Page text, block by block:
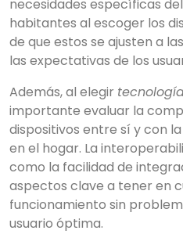
necesidades específicas
habitantes al escoger los
de que estos se ajusten a
las expectativas de los
Además, al elegir
importante evaluar la
dispositivos entre sí y con
en el hogar. La
como la facilidad de
aspectos clave a tener en
funcionamiento sin
usuario óptima.